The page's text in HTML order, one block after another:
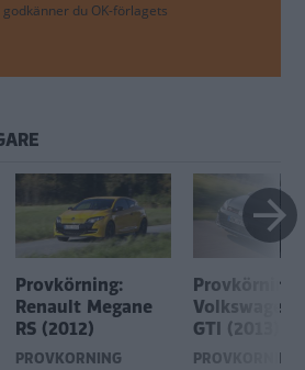
du OK-förlagets
Provkörning:
Renault Megane
RS (2012)
PROVKÖRNING
Provkörning:
Volkswagen
GTI (2013)
PROVKÖRNING